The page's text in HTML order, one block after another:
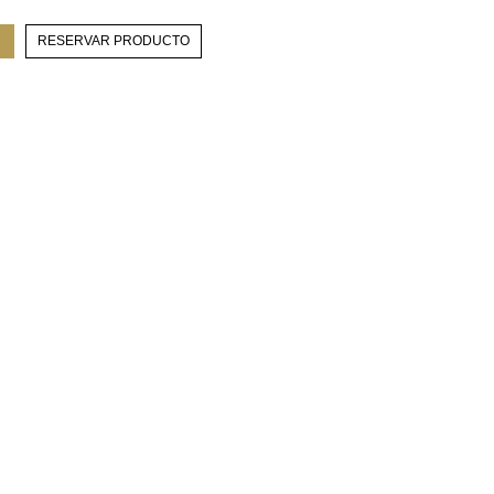
RESERVAR PRODUCTO